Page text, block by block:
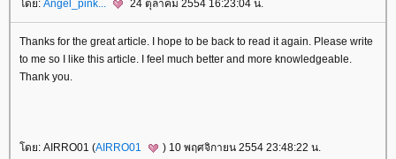
ดย: Angel_pink... 24 ตุลาคม 2554 16:23:04 น.
Thanks for the great article. I hope to be back to read it again. Please write
to me so I like this article. I feel much better and more knowledgeable.
Thank you.
ดย: AIRRO01 (AIRRO01 ) 10 พฤศจิกายน 2554 23:48:22 น.